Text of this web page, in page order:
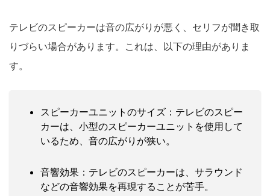
テレビのスピーカーは音の広がりが悪く、セリフが聞き取
りづらい場合があります。これは、以下の理由がありま
す。
スピーカーユニットのサイズ：テレビのスピー
カーは、小型のスピーカーユニットを使用して
いるため、音の広がりが狭い。
音響効果：テレビのスピーカーは、サラウンド
などの音響効果を再現することが苦手。